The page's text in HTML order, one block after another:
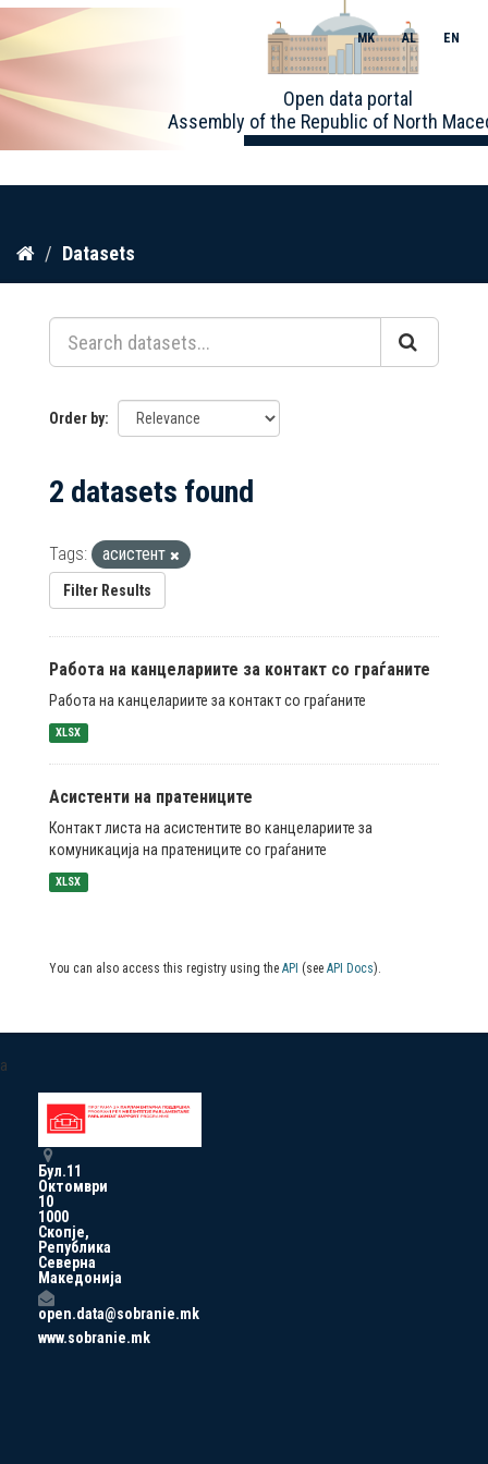
Skip
content
Open data portal
Assembly of the Republic of North
MK AL EN
Datasets
Order by
2 datasets found
Tags: асистент
Filter Results
Работа на канцелариите за контакт со граѓаните
Работа на канцелариите за контакт со граѓаните
XLSX
Асистенти на пратениците
Контакт листа на асистентите во канцелариите за
комуникација на пратениците со граѓаните
XLSX
You can also access this registry using the API (see API Docs).
a
Бул.11
Октомври
10
1000
Скопје,
Република
Северна
Македонија
open.data@sobranie.mk
www.sobranie.mk